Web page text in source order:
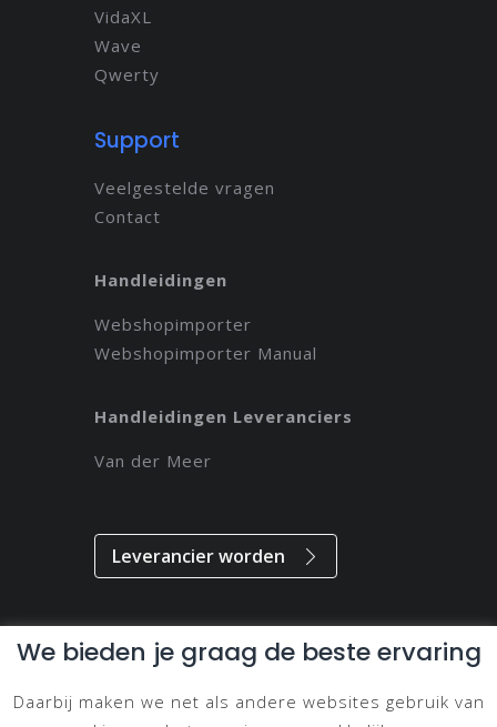
VidaXL
Wave
Qwerty
Support
Veelgestelde vragen
Contact
Handleidingen
Webshopimporter
Webshopimporter Manual
Handleidingen Leveranciers
Van der Meer
Leverancier worden
Alle rechten voorbehouden // 2021 // Magdeveloper
Privacy & Disclaimer
We bieden je graag de beste ervaring
Daarbij maken we net als andere websites gebruik van